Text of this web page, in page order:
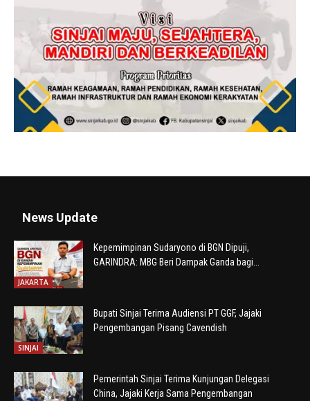
News Update
JAKARTA
Kepemimpinan Sudaryono di BGN Dipuji,
GARINDRA: MBG Beri Dampak Ganda bagi...
SINJAI
Bupati Sinjai Terima Audiensi PT GGF, Jajaki
Pengembangan Pisang Cavendish
Pemerintah Sinjai Terima Kunjungan Delegasi
China, Jajaki Kerja Sama Pengembangan